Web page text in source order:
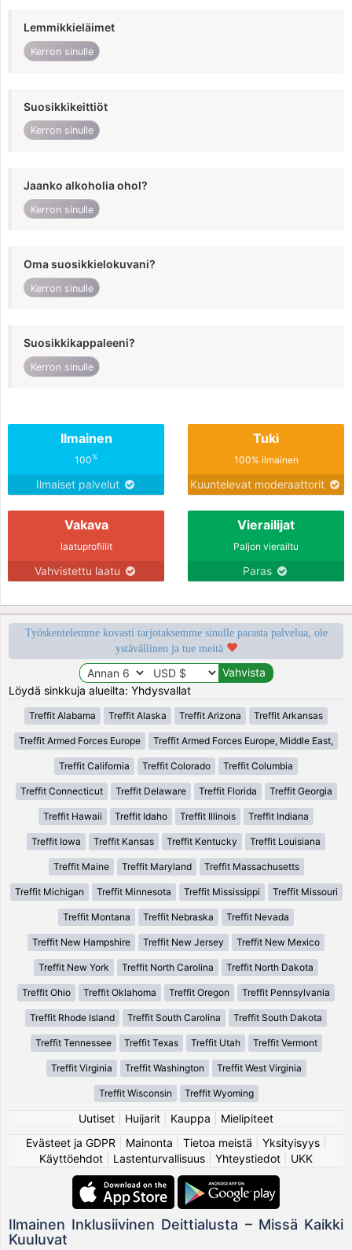
Lemmikkieläimet
Kerron sinulle
Suosikkikeittiöt
Kerron sinulle
Jaanko alkoholia ohol?
Kerron sinulle
Oma suosikkielokuvani?
Kerron sinulle
Suosikkikappaleeni?
Kerron sinulle
Ilmainen
100%
Ilmaiset palvelut
Tuki
100% ilmainen
Kuuntelevat moderaattorit
Vakava
laatuprofiilit
Vahvistettu laatu
Vierailijat
Paljon vierailtu
Paras
Työskentelemme kovasti tarjotaksemme sinulle parasta palvelua, ole
ystävällinen ja tue meitä
Löydä sinkkuja alueilta: Yhdysvallat
Treffit Alabama Treffit Alaska Treffit Arizona Treffit Arkansas
Treffit Armed Forces Europe Treffit Armed Forces Europe, Middle East,
Treffit California Treffit Colorado Treffit Columbia
Treffit Connecticut Treffit Delaware Treffit Florida Treffit Georgia
Treffit Hawaii Treffit Idaho Treffit Illinois Treffit Indiana
Treffit Iowa Treffit Kansas Treffit Kentucky Treffit Louisiana
Treffit Maine Treffit Maryland Treffit Massachusetts
Treffit Michigan Treffit Minnesota Treffit Mississippi Treffit Missouri
Treffit Montana Treffit Nebraska Treffit Nevada
Treffit New Hampshire Treffit New Jersey Treffit New Mexico
Treffit New York Treffit North Carolina Treffit North Dakota
Treffit Ohio Treffit Oklahoma Treffit Oregon Treffit Pennsylvania
Treffit Rhode Island Treffit South Carolina Treffit South Dakota
Treffit Tennessee Treffit Texas Treffit Utah Treffit Vermont
Treffit Virginia Treffit Washington Treffit West Virginia
Treffit Wisconsin Treffit Wyoming
Uutiset Huijarit Kauppa
Mielipiteet
Evästeet ja GDPR
Mainonta Tietoa meistä Yksityisyys|
Käyttöehdot
Lastenturvallisuus Yhteystiedot UKK
Ilmainen Inklusiivinen Deittialusta – Missä Kaikki
Kuuluvat